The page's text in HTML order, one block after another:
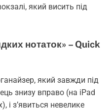
який висить під
нотаток» – Quick
який завжди під
знизу вправо (на iPad
і з’явиться невелике